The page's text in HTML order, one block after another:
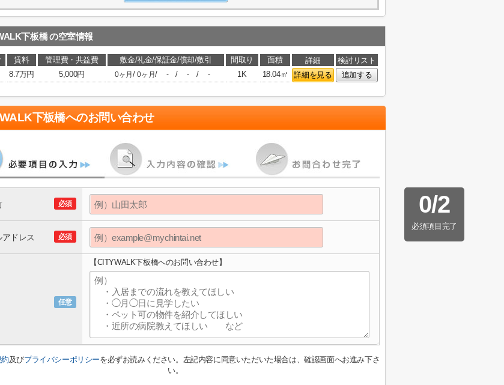
下板橋の空室情報
賃料 管理費・共益費 敷金/礼金/保証金/償却/敷引 間取り 面積 詳細
検討リスト
8.7万円 5,000円 0ヶ月/0ヶ月/ - / - / - 1K 18.04㎡ 詳細を見る 追加する
下板橋へのお問い合わせ
0/2
必須項目完了
必須
必須
アドレス
任意
【CITYWALK下板橋へのお問い合わせ】
及びプライバシーポリシーを必ずお読みください。左記内容に同意いただいた場合は、確認画面へお進み下さ
い。